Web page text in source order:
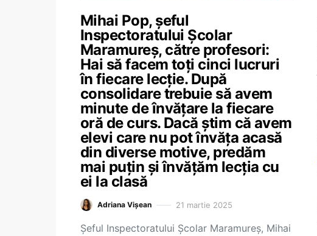
Mihai Pop, șeful
Inspectoratului Școlar
Maramureș, către profesori:
Hai să facem toți cinci lucruri
în fiecare lecție. După
consolidare trebuie să avem
minute de învățare la fiecare
oră de curs. Dacă știm că avem
elevi care nu pot învăța acasă
din diverse motive, predăm
mai puțin și învățăm lecția cu
ei la clasă
Adriana Vișean 21 martie 2025
Șeful Inspectoratului Școlar Maramureș, Mihai